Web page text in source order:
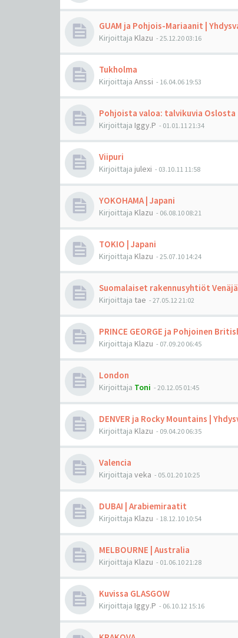
GUAM ja Pohjois-Mariaanit |
Kirjoittaja Klazu - 25.12.20 03:16
Tukholma
Kirjoittaja Anssi - 16.04.06 19:53
Pohjoista valoa: talvikuvia Oslosta
Kirjoittaja Iggy.P - 01.01.11 21:34
Viipuri
Kirjoittaja julexi - 03.10.11 11:58
YOKOHAMA | Japani
Kirjoittaja Klazu - 06.08.10 08:21
TOKIO | Japani
Kirjoittaja Klazu - 25.07.10 14:24
Suomalaiset rakennusyhtiöt
Kirjoittaja tae - 27.05.12 21:02
PRINCE GEORGE ja Pohjoinen
Kirjoittaja Klazu - 07.09.20 06:45
London
Kirjoittaja Toni - 20.12.05 01:45
DENVER ja Rocky Mountains |
Kirjoittaja Klazu - 09.04.20 06:35
Valencia
Kirjoittaja veka - 05.01.20 10:25
DUBAI | Arabiemiraatit
Kirjoittaja Klazu - 18.12.10 10:54
MELBOURNE | Australia
Kirjoittaja Klazu - 01.06.10 21:28
Kuvissa GLASGOW
Kirjoittaja Iggy.P - 06.10.12 15:16